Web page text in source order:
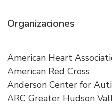
Organizaciones
American Heart
American Red Cross
Anderson Center for
ARC Greater Hudson